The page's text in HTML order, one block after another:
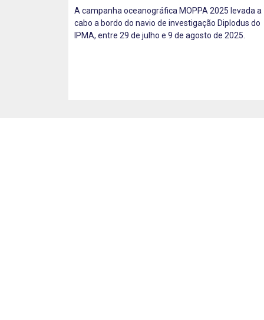
A campanha oceanográfica MOPPA 2025 levada a
cabo a bordo do navio de investigação Diplodus do
IPMA, entre 29 de julho e 9 de agosto de 2025.